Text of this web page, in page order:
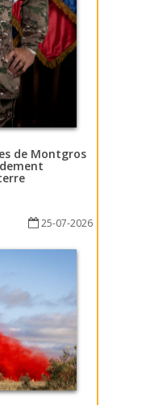
de Montgros
25-07-2026